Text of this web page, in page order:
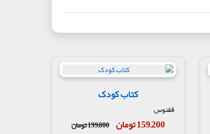
کتاب کودک
ققنوس
159,200 تومان 199,000 تومان